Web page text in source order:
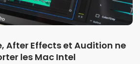
After Effects et Audition ne
les Mac Intel